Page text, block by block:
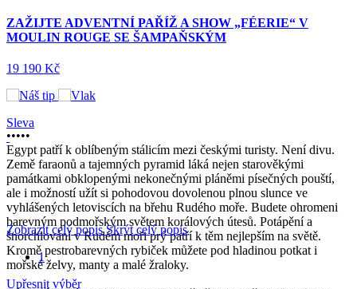
PAŘÍŽ A SHOW „FÉERIE“ V MOULIN ROUGE SE
ALSASKÉ
8 690 Kč
LAST MINUTE
Sleva
•••••
Egypt patří k oblíbeným stálicím mezi českými turisty. Není divu.
Země faraonů a tajemných pyramid láká nejen starověkými
památkami obklopenými nekonečnými pláněmi písečných pouští,
ale i možností užít si pohodovou dovolenou plnou slunce ve
vyhlášených letoviscích na břehu Rudého moře. Budete ohromeni
barevným podmořským světem korálových útesů. Potápění a
šnorchlování v Rudém moři prý patří k těm nejlepším na světě.
Kromě pestrobarevných rybiček můžete pod hladinou potkat i
mořské želvy, manty a malé žraloky.
Zobrazit celý popis Skrýt celý popis
1